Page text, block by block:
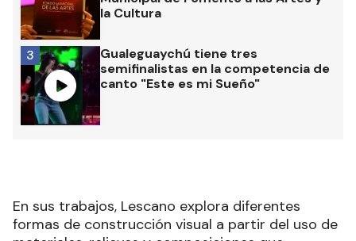
la Cultura
Gualeguaychú tiene tres
semifinalistas en la competencia de
canto "Este es mi Sueño"
3
En sus trabajos, Lescano explora diferentes
formas de construcción visual a partir del uso de